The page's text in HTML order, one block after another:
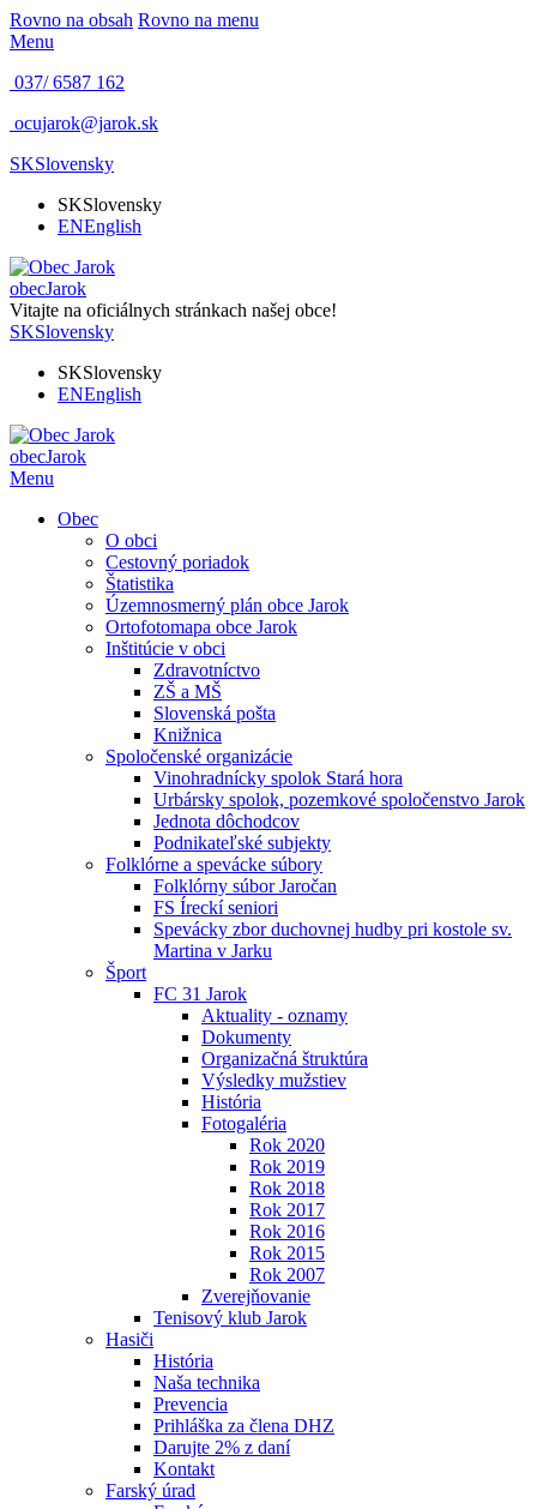
Rovno na obsah Rovno na menu
Menu
037/ 6587 162
ocujarok@jarok.sk
SKSlovensky
SKSlovensky
ENEnglish
obecJarok
Vitajte na oficiálnych stránkach našej obce!
SKSlovensky
SKSlovensky
ENEnglish
obecJarok
Menu
Obec
O obci
Cestovný poriadok
Štatistika
Územnosmerný plán obce Jarok
Ortofotomapa obce Jarok
Inštitúcie v obci
Zdravotníctvo
ZŠ a MŠ
Slovenská pošta
Knižnica
Spoločenské organizácie
Vinohradnícky spolok Stará hora
Urbársky spolok, pozemkové spoločenstvo Jarok
Jednota dôchodcov
Podnikateľské subjekty
Folklórne a spevácke súbory
Folklórny súbor Jaročan
FS Íreckí seniori
Spevácky zbor duchovnej hudby pri kostole sv.
Martina v Jarku
Šport
FC 31 Jarok
Aktuality - oznamy
Dokumenty
Organizačná štruktúra
Výsledky mužstiev
História
Fotogaléria
Rok 2020
Rok 2019
Rok 2018
Rok 2017
Rok 2016
Rok 2015
Rok 2007
Zverejňovanie
Tenisový klub Jarok
Hasiči
História
Naša technika
Prevencia
Prihláška za člena DHZ
Darujte 2% z daní
Kontakt
Farský úrad